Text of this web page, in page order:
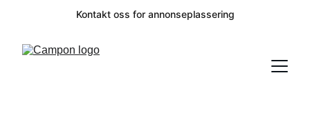
Kontakt oss for annonseplassering